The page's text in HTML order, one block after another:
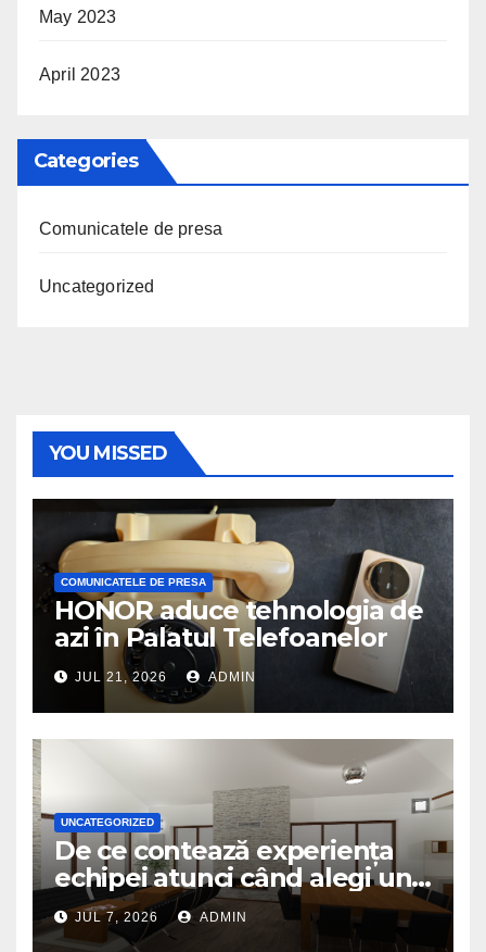
May 2023
April 2023
Categories
Comunicatele de presa
Uncategorized
YOU MISSED
COMUNICATELE DE PRESA
HONOR aduce tehnologia de
azi în Palatul Telefoanelor
JUL 21, 2026 ADMIN
UNCATEGORIZED
De ce contează experiența
echipei atunci când alegi un
birou de arhitectură
JUL 7, 2026 ADMIN